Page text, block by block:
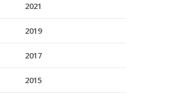
2021
2019
2017
2015